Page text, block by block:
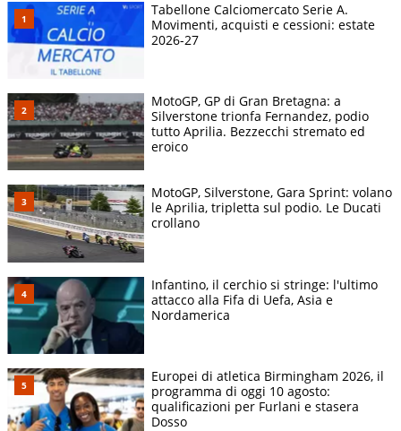
Tabellone Calciomercato Serie A.
Movimenti, acquisti e cessioni: estate
2026-27
MotoGP, GP di Gran Bretagna: a
Silverstone trionfa Fernandez, podio
tutto Aprilia. Bezzecchi stremato ed
eroico
MotoGP, Silverstone, Gara Sprint: volano
le Aprilia, tripletta sul podio. Le Ducati
crollano
Infantino, il cerchio si stringe: l'ultimo
attacco alla Fifa di Uefa, Asia e
Nordamerica
Europei di atletica Birmingham 2026, il
programma di oggi 10 agosto:
qualificazioni per Furlani e stasera
Dosso